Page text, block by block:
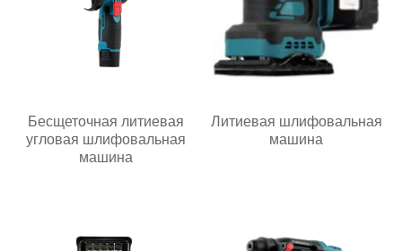
Бесщеточная литиевая
угловая шлифовальная
машина
Литиевая шлифовальная
машина